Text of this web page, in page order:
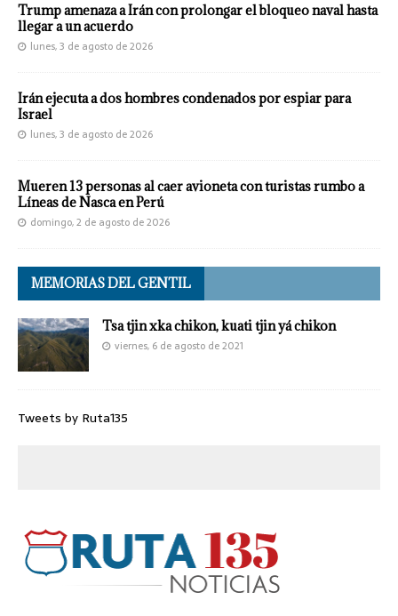
Trump amenaza a Irán con prolongar el bloqueo naval hasta
llegar a un acuerdo
lunes, 3 de agosto de 2026
Irán ejecuta a dos hombres condenados por espiar para
Israel
lunes, 3 de agosto de 2026
Mueren 13 personas al caer avioneta con turistas rumbo a
Líneas de Nasca en Perú
domingo, 2 de agosto de 2026
MEMORIAS DEL GENTIL
Tsa tjin xka chikon, kuati tjin yá chikon
viernes, 6 de agosto de 2021
Tweets by Ruta135